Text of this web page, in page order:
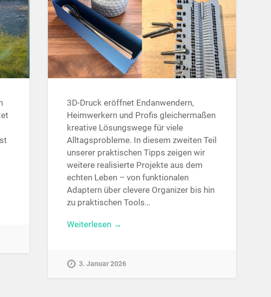
3D-Druck eröffnet Endanwendern,
Heimwerkern und Profis gleichermaßen
kreative Lösungswege für viele
Alltagsprobleme. In diesem zweiten Teil
unserer praktischen Tipps zeigen wir
weitere realisierte Projekte aus dem
echten Leben – von funktionalen
Adaptern über clevere Organizer bis hin
zu praktischen Tools…
Weiterlesen →
3. Januar 2026